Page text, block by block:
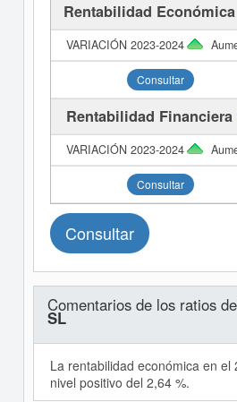
Rentabilidad Económica
Consultar
Rentabilidad Financiera
Consultar
Consultar
Comentarios de los ratios de
SL
La rentabilidad económica en el
nivel positivo del 2,64 %.